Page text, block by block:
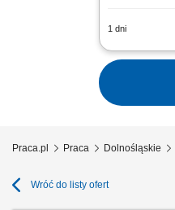
1 dni
Praca.pl Praca Dolnośląskie
Wróć do listy ofert